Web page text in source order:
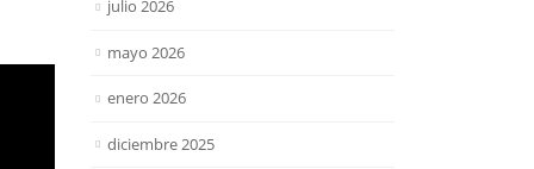
julio 2026
mayo 2026
enero 2026
diciembre 2025